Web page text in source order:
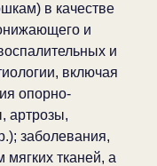
в качестве
и
и
включая
опорно-
артрозы,
заболевания,
тканей, а